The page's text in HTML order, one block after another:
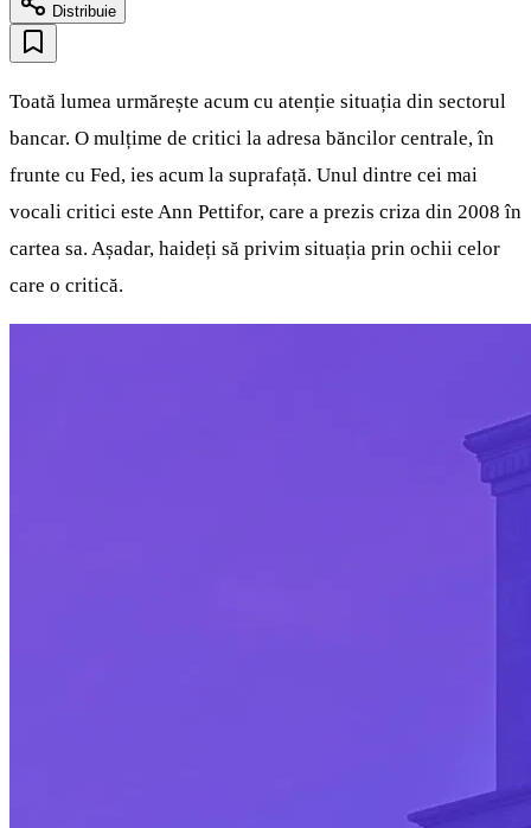
Distribuie
Toată lumea urmărește acum cu atenție situația din sectorul
bancar. O mulțime de critici la adresa băncilor centrale, în
frunte cu Fed, ies acum la suprafață. Unul dintre cei mai
vocali critici este Ann Pettifor, care a prezis criza din 2008 în
cartea sa. Așadar, haideți să privim situația prin ochii celor
care o critică.